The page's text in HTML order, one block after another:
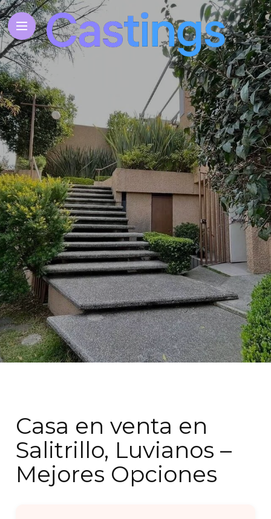
Casa en venta en
Salitrillo, Luvianos –
Mejores Opciones